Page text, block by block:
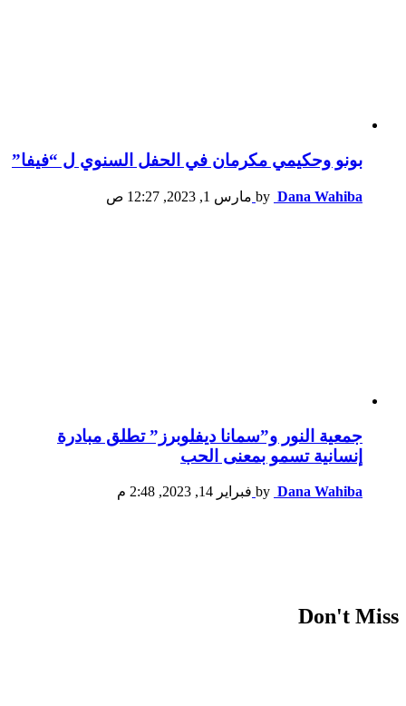
بونو وحكيمي مكرمان في الحفل السنوي ل “فيفا”
by Dana Wahiba مارس 1, 2023, 12:27 ص
جمعية النور و”سمانا ديفلوبرز” تطلق مبادرة
إنسانية تسمو بمعنى الحب
by Dana Wahiba فبراير 14, 2023, 2:48 م
Don't Miss